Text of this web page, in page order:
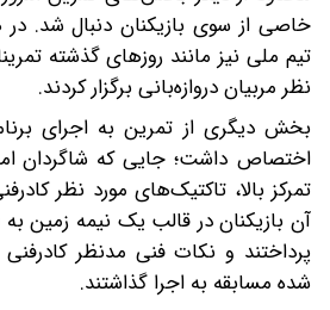
خاصی از سوی بازیکنان دنبال شد. در
تیم ملی نیز مانند روزهای گذشته
نظر مربیان دروازه‌بانی برگزار کردند.
بخش دیگری از تمرین به اجرای
اختصاص داشت؛ جایی که شاگردان
تمرکز بالا، تاکتیک‌های مورد نظر
آن بازیکنان در قالب یک نیمه زمین به
پرداختند و نکات فنی مدنظر
شده مسابقه به اجرا گذاشتند.